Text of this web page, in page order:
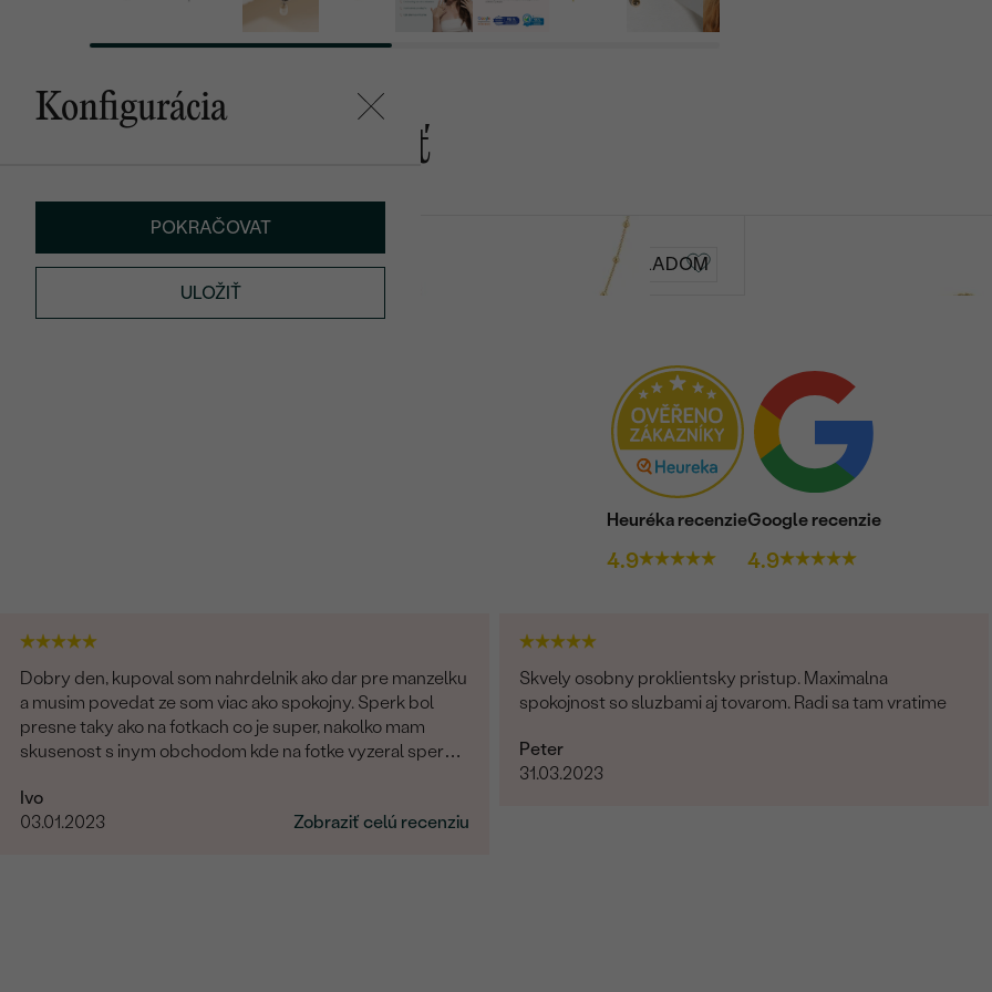
Konfigurácia
POKRAČOVAT
ULOŽIŤ
Mohlo by sa vám páčiť
€ 159 SKLADOM SKLADOM
Heuréka recenzie
4.9
Google recenzie
4.9
Dobry den, kupoval som nahrdelnik ako dar pre manzelku
a musim povedat ze som viac ako spokojny. Sperk bol
presne taky ako na fotkach co je super, nakolko mam
skusenost s inym obchodom kde na fotke vyzeral sperk
presne velkostne sedi s realitou (foto na krku). Naviac
sperk prisiel krasne zabaleny aj s rucne pisanym
Ivo
03.01.2023
Zobraziť celú recenziu
Skvely osobny proklientsky pristup. Maximalna
spokojnost so sluzbami aj tovarom. Radi sa tam vratime
Peter
31.03.2023